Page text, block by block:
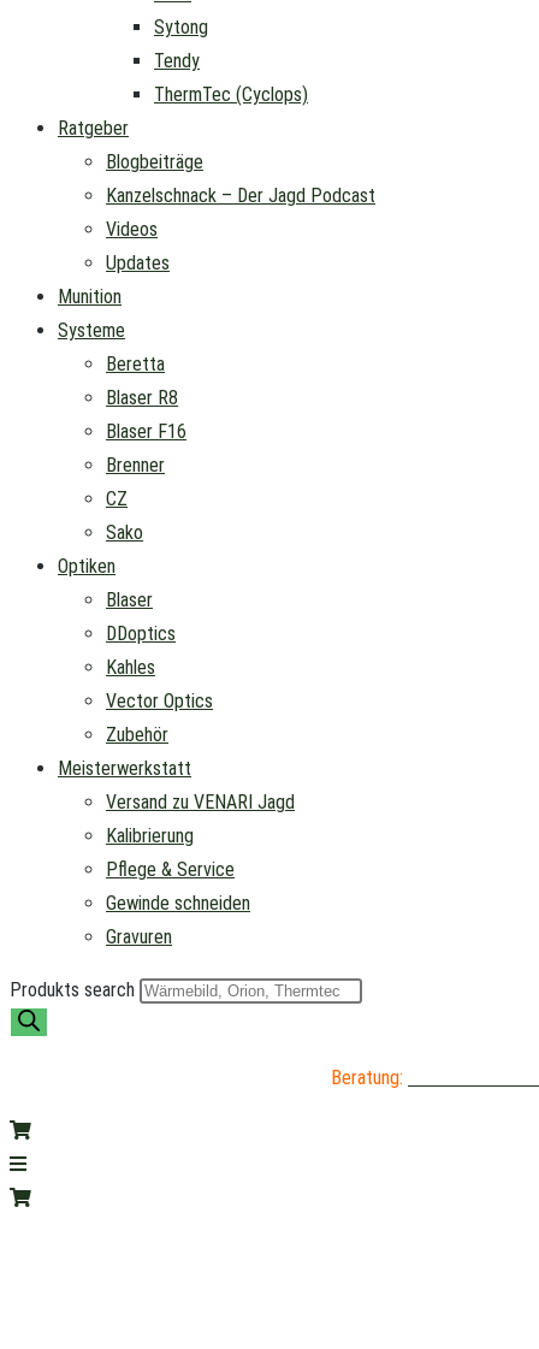
Sytong
Tendy
ThermTec (Cyclops)
Ratgeber
Blogbeiträge
Kanzelschnack – Der Jagd Podcast
Videos
Updates
Munition
Systeme
Beretta
Blaser R8
Blaser F16
Brenner
CZ
Sako
Optiken
Blaser
DDoptics
Kahles
Vector Optics
Zubehör
Meisterwerkstatt
Versand zu VENARI Jagd
Kalibrierung
Pflege & Service
Gewinde schneiden
Gravuren
Produkts search
Beratung: